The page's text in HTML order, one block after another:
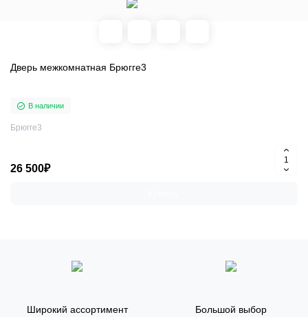
Дверь межкомнатная Брюгге3
В наличии
Брюгге3
26 500₽
Широкий ассортимент
Большой выбор